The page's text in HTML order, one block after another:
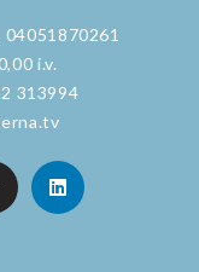
04051870261
i.v.
313994